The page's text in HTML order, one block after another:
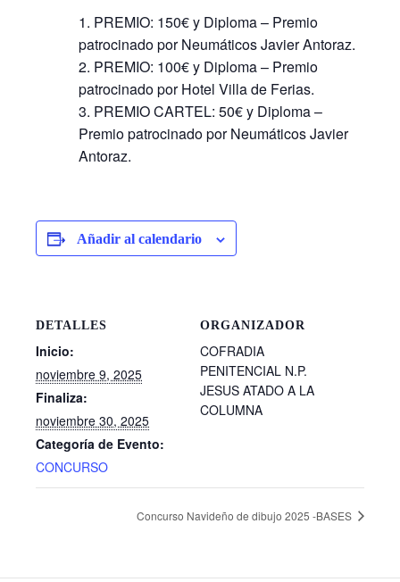
PREMIO: 150€ y Diploma – Premio
patrocinado por Neumáticos Javier Antoraz.
PREMIO: 100€ y Diploma – Premio
patrocinado por Hotel Villa de Ferias.
PREMIO CARTEL: 50€ y Diploma –
Premio patrocinado por Neumáticos Javier
Antoraz.
Añadir al calendario
DETALLES
Inicio:
noviembre 9, 2025
Finaliza:
noviembre 30, 2025
Categoría de Evento:
CONCURSO
ORGANIZADOR
COFRADIA
PENITENCIAL N.P.
JESUS ATADO A LA
COLUMNA
Concurso Navideño de dibujo 2025 -BASES